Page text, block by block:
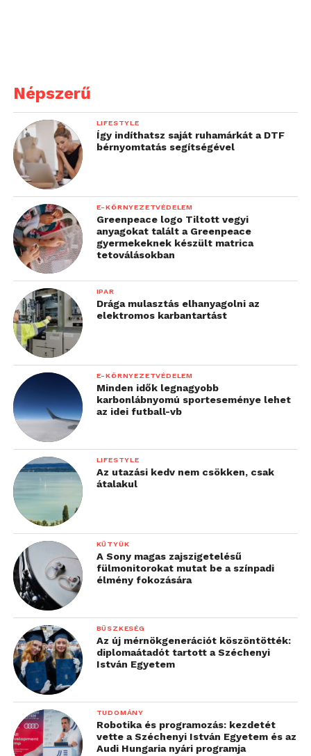
Népszerű
LIFESTYLE
Így indíthatsz saját ruhamárkát a DTF
bérnyomtatás segítségével
E-KÖRNYEZETVÉDELEM
Greenpeace logo Tiltott vegyi
anyagokat talált a Greenpeace
gyermekeknek készült matrica
tetoválásokban
IPAR
Drága mulasztás elhanyagolni az
elektromos karbantartást
E-KÖRNYEZETVÉDELEM
Minden idők legnagyobb
karbonlábnyomú sporteseménye lehet
az idei futball-vb
LIFESTYLE
Az utazási kedv nem csökken, csak
átalakul
KÜTYÜK
A Sony magas zajszigetelésű
fülmonitorokat mutat be a színpadi
élmény fokozására
BÜSZKESÉG
Az új mérnökgenerációt köszöntötték:
diplomaátadót tartott a Széchenyi
István Egyetem
TUDOMÁNY
Robotika és programozás: kezdetét
vette a Széchenyi István Egyetem és az
Audi Hungaria nyári programja